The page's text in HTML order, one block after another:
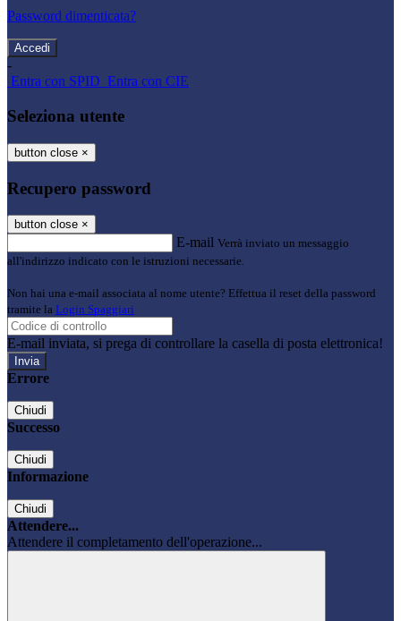
Password dimenticata?
-
Entra con SPID Entra con CIE
Seleziona utente
button close ×
Recupero password
button close ×
E-mail Verrà inviato un messaggio
all'indirizzo indicato con le istruzioni necessarie.
Non hai una e-mail associata al nome utente? Effettua il reset della password
tramite la Login Spaggiari
E-mail inviata, si prega di controllare la casella di posta elettronica!
Errore
Chiudi
Successo
Chiudi
Informazione
Chiudi
Attendere...
Attendere il completamento dell'operazione...